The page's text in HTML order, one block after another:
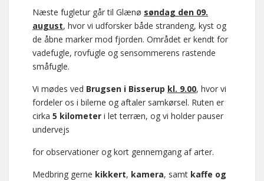
Næste fugletur går til Glænø søndag den 09.
august, hvor vi udforsker både strandeng, kyst og
de åbne marker mod fjorden. Området er kendt for
vadefugle, rovfugle og sensommerens rastende
småfugle.
Vi mødes ved Brugsen i Bisserup kl. 9.00, hvor vi
fordeler os i bilerne og aftaler samkørsel. Ruten er
cirka 5 kilometer i let terræn, og vi holder pauser
undervejs
for observationer og kort gennemgang af arter.
Medbring gerne kikkert, kamera, samt kaffe og